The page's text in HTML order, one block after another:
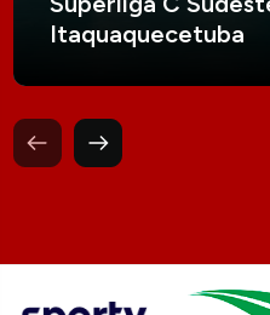
Itaquaquecetuba